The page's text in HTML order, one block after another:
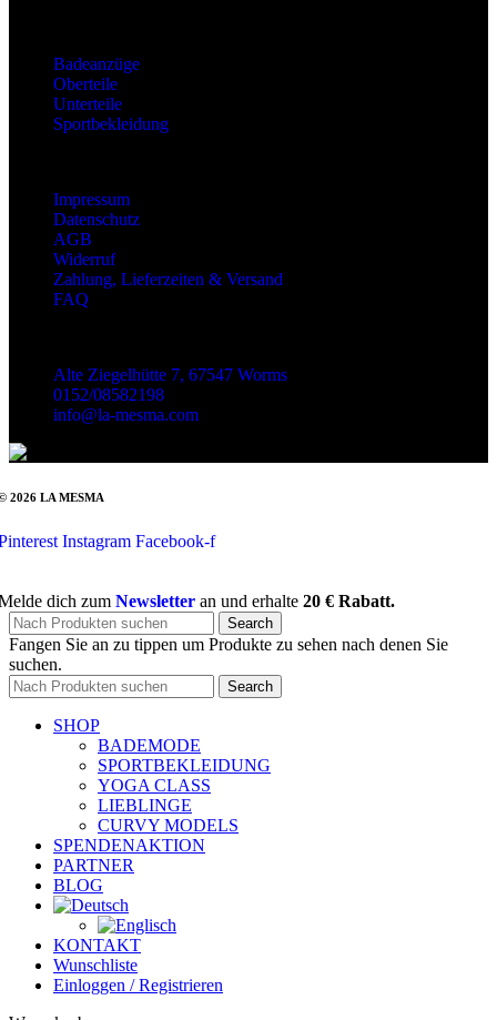
Badeanzüge
Oberteile
Unterteile
Sportbekleidung
Impressum
Datenschutz
AGB
Widerruf
Zahlung, Lieferzeiten & Versand
FAQ
Alte Ziegelhütte 7, 67547 Worms
0152/08582198
info@la-mesma.com
2026 LA MESMA
Instagram Facebook-f
dich zum Newsletter an und erhalte 20 € Rabatt.
Search
Fangen Sie an zu tippen um Produkte zu sehen nach denen Sie
suchen.
Search
SHOP
BADEMODE
SPORTBEKLEIDUNG
YOGA CLASS
LIEBLINGE
CURVY MODELS
SPENDENAKTION
PARTNER
BLOG
KONTAKT
Wunschliste
Einloggen / Registrieren